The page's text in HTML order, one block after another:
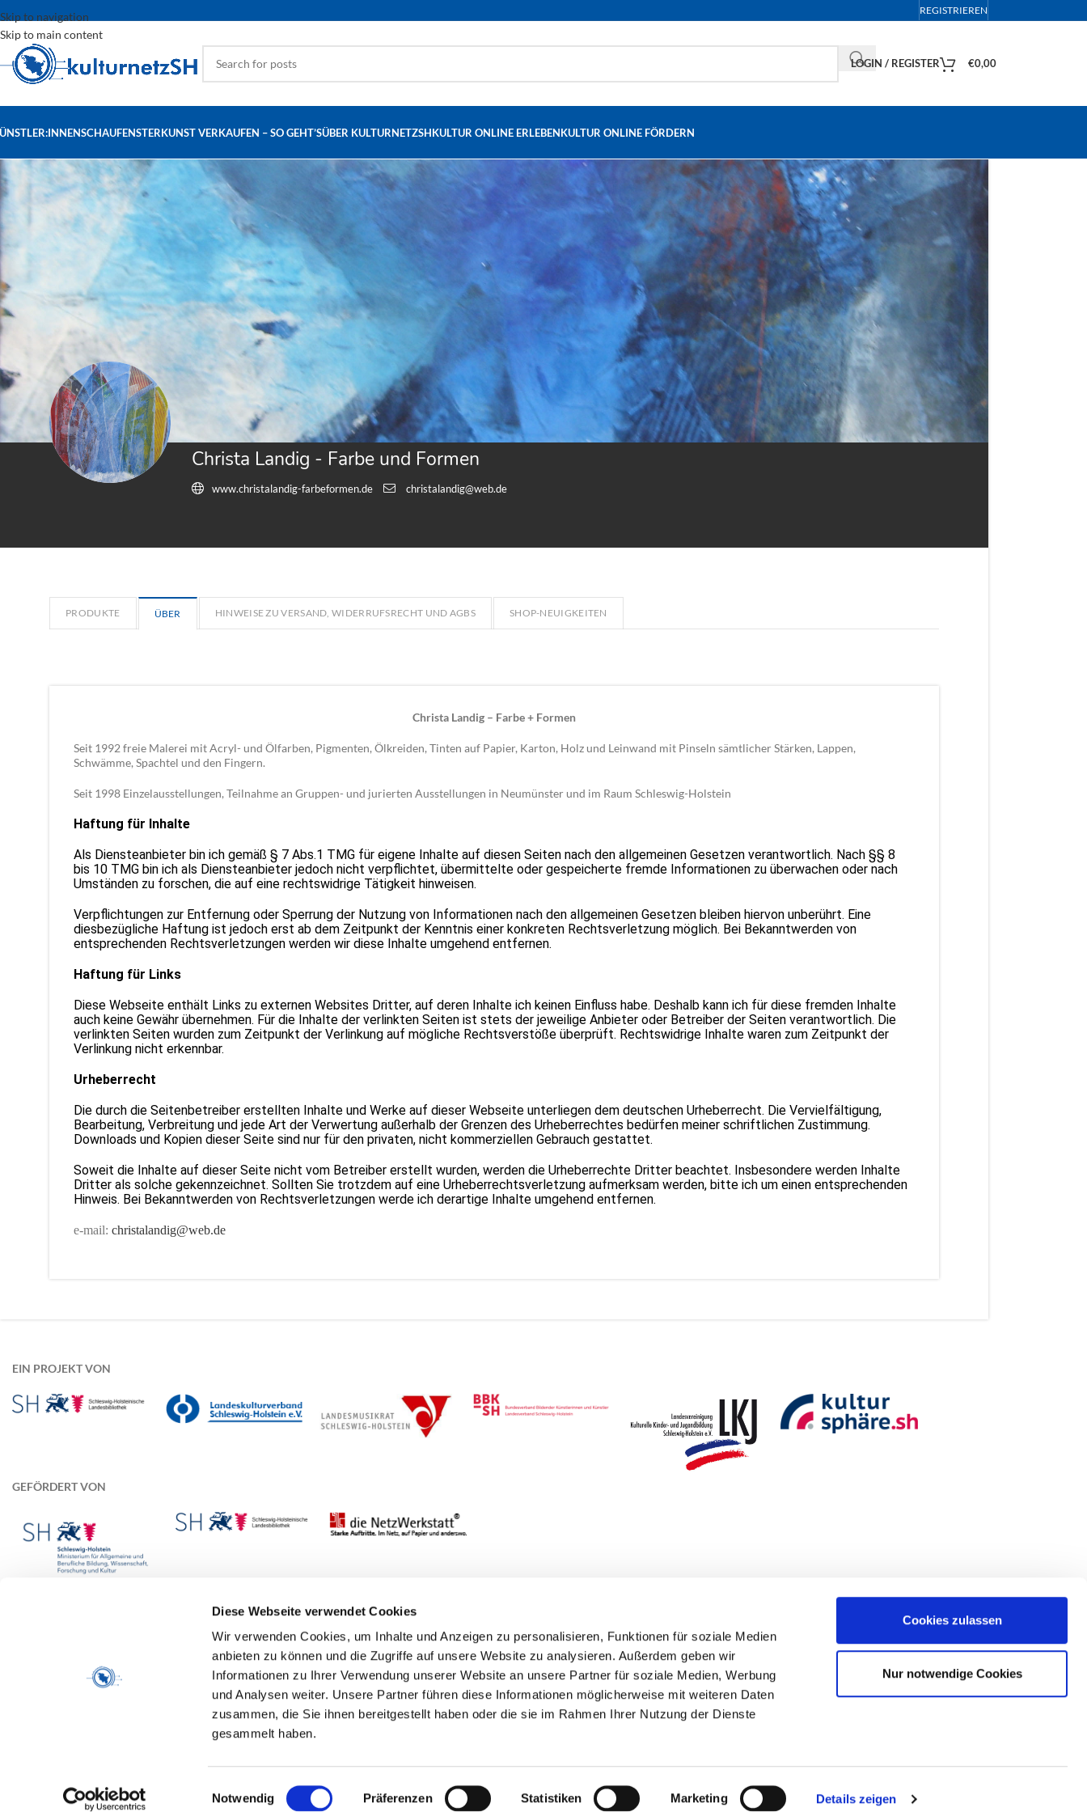
Diese Webseite verwendet Cookies
Wir verwenden Cookies, um Inhalte und Anzeigen zu personalisieren, Funktionen für soziale Medien
anbieten zu können und die Zugriffe auf unsere Website zu analysieren. Außerdem geben wir
Informationen zu Ihrer Verwendung unserer Website an unsere Partner für soziale Medien, Werbung
und Analysen weiter. Unsere Partner führen diese Informationen möglicherweise mit weiteren Daten
zusammen, die Sie ihnen bereitgestellt haben oder die sie im Rahmen Ihrer Nutzung der Dienste
gesammelt haben.
Einwilligungsauswahl
Notwendig Präferenzen Statistiken Marketing Details zeigen
Cookies zulassen
Nur notwendige Cookies
Skip to navigation
Skip to main content
REGISTRIEREN
LOGIN / REGISTER €0,00
SCHAUFENSTERKUNST VERKAUFEN – SO GEHT’SÜBER KULTURNETZSHKULTUR ONLINE ERLEBENKULTUR ONLINE FÖRDERN
Christa Landig - Farbe und Formen
www.christalandig-farbeformen.de christalandig@web.de
PRODUKTE ÜBER HINWEISE ZU VERSAND, WIDERRUFSRECHT UND AGBS SHOP-NEUIGKEITEN
Christa Landig – Farbe + Formen
Seit 1992 freie Malerei mit Acryl- und Ölfarben, Pigmenten, Ölkreiden, Tinten auf Papier, Karton, Holz und Leinwand mit Pinseln sämtlicher Stärken, Lappen,
Schwämme, Spachtel und den Fingern.
Seit 1998 Einzelausstellungen, Teilnahme an Gruppen- und jurierten Ausstellungen in Neumünster und im Raum Schleswig-Holstein
Haftung für Inhalte
Als Diensteanbieter bin ich gemäß § 7 Abs.1 TMG für eigene Inhalte auf diesen Seiten nach den allgemeinen Gesetzen verantwortlich. Nach §§ 8
bis 10 TMG bin ich als Diensteanbieter jedoch nicht verpflichtet, übermittelte oder gespeicherte fremde Informationen zu überwachen oder nach
Umständen zu forschen, die auf eine rechtswidrige Tätigkeit hinweisen.
Verpflichtungen zur Entfernung oder Sperrung der Nutzung von Informationen nach den allgemeinen Gesetzen bleiben hiervon unberührt. Eine
diesbezügliche Haftung ist jedoch erst ab dem Zeitpunkt der Kenntnis einer konkreten Rechtsverletzung möglich. Bei Bekanntwerden von
entsprechenden Rechtsverletzungen werden wir diese Inhalte umgehend entfernen.
Haftung für Links
Diese Webseite enthält Links zu externen Websites Dritter, auf deren Inhalte ich keinen Einfluss habe. Deshalb kann ich für diese fremden Inhalte
auch keine Gewähr übernehmen. Für die Inhalte der verlinkten Seiten ist stets der jeweilige Anbieter oder Betreiber der Seiten verantwortlich. Die
verlinkten Seiten wurden zum Zeitpunkt der Verlinkung auf mögliche Rechtsverstöße überprüft. Rechtswidrige Inhalte waren zum Zeitpunkt der
Verlinkung nicht erkennbar.
Urheberrecht
Die durch die Seitenbetreiber erstellten Inhalte und Werke auf dieser Webseite unterliegen dem deutschen Urheberrecht. Die Vervielfältigung,
Bearbeitung, Verbreitung und jede Art der Verwertung außerhalb der Grenzen des Urheberrechtes bedürfen meiner schriftlichen Zustimmung.
Downloads und Kopien dieser Seite sind nur für den privaten, nicht kommerziellen Gebrauch gestattet.
Soweit die Inhalte auf dieser Seite nicht vom Betreiber erstellt wurden, werden die Urheberrechte Dritter beachtet. Insbesondere werden Inhalte
Dritter als solche gekennzeichnet. Sollten Sie trotzdem auf eine Urheberrechtsverletzung aufmerksam werden, bitte ich um einen entsprechenden
Hinweis. Bei Bekanntwerden von Rechtsverletzungen werde ich derartige Inhalte umgehend entfernen.
e-mail:christalandig@web.de
EIN PROJEKT VON
GEFÖRDERT VON
Entdecke
Film
Literatur
Nützliche Links
Datenschutz
Kontakt
Allgemeine Geschäftsbedingungen